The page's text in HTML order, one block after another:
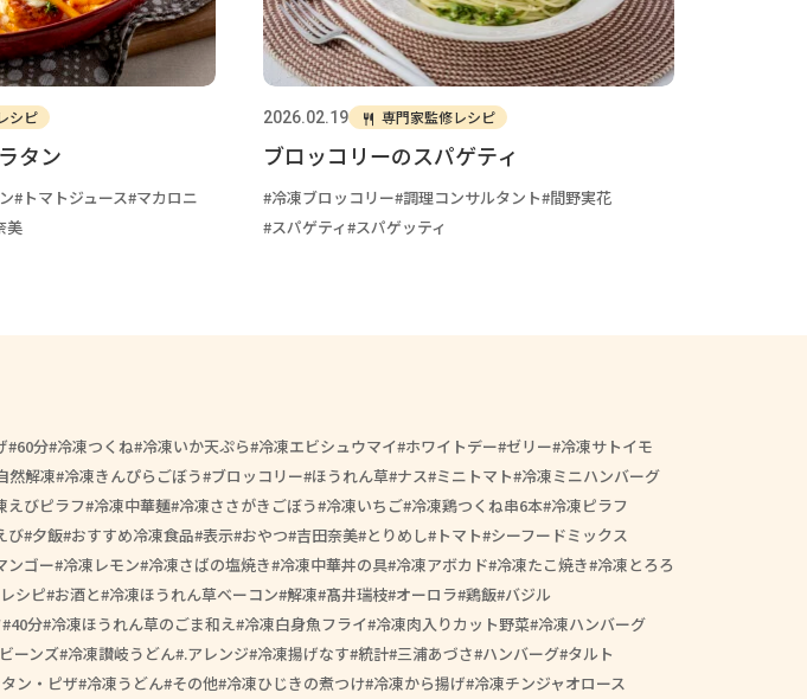
シピ
タン
トマトジュース マカロニ
美
2026.02.19 専門家監修レシピ
ブロッコリーのスパゲティ
冷凍ブロッコリー 調理コンサルタント 間野実花
スパゲティ スパゲッティ
60分 冷凍つくね 冷凍いか天ぷら 冷凍エビシュウマイ ホワイトデー ゼリー 冷凍サトイモ
然解凍 冷凍きんぴらごぼう ブロッコリー ほうれん草 ナス ミニトマト 冷凍ミニハンバーグ
えびピラフ 冷凍中華麺 冷凍ささがきごぼう 冷凍いちご 冷凍鶏つくね串6本 冷凍ピラフ
び 夕飯 おすすめ冷凍食品 表示 おやつ 吉田奈美 とりめし トマト シーフードミックス
ンゴー 冷凍レモン 冷凍さばの塩焼き 冷凍中華丼の具 冷凍アボカド 冷凍たこ焼き 冷凍とろろ
シピ お酒と 冷凍ほうれん草ベーコン 解凍 髙井瑞枝 オーロラ 鶏飯 バジル
40分 冷凍ほうれん草のごま和え 冷凍白身魚フライ 冷凍肉入りカット野菜 冷凍ハンバーグ
ーンズ 冷凍讃岐うどん .アレンジ 冷凍揚げなす 統計 三浦あづさ ハンバーグ タルト
ン・ピザ 冷凍うどん その他 冷凍ひじきの煮つけ 冷凍から揚げ 冷凍チンジャオロース